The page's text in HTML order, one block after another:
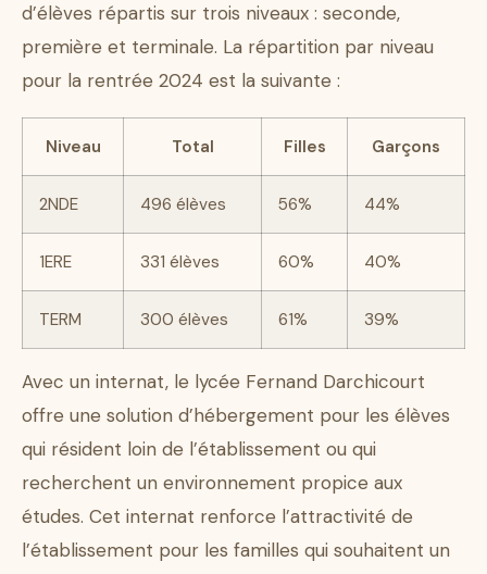
d’élèves répartis sur trois niveaux : seconde,
première et terminale. La répartition par niveau
pour la rentrée 2024 est la suivante :
Niveau Total Filles Garçons
2NDE 496 élèves 56% 44%
1ERE 331 élèves 60% 40%
TERM 300 élèves 61% 39%
Avec un internat, le lycée Fernand Darchicourt
offre une solution d’hébergement pour les élèves
qui résident loin de l’établissement ou qui
recherchent un environnement propice aux
études. Cet internat renforce l’attractivité de
l’établissement pour les familles qui souhaitent un